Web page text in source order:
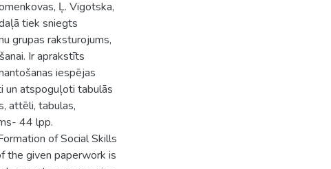
Ļ. Vigotska,
tiek sniegts
grupas raksturojums,
Ir aprakstīts
iespējas
un atspoguļoti tabulās
attēli, tabulas,
44 lpp.
of Social Skills
the given paperwork is